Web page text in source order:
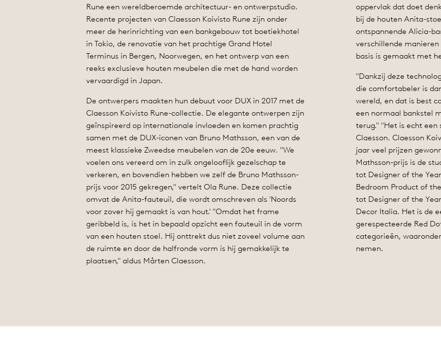
Rune een wereldberoemde architectuur- en ontwerpstudio.
Recente projecten van Claesson Koivisto Rune zijn onder
meer de herinrichting van een bankgebouw tot boetiekhotel
in Tokio, de renovatie van het prachtige Grand Hotel
Terminus in Bergen, Noorwegen, en het ontwerp van een
reeks exclusieve houten meubelen die met de hand worden
vervaardigd in Japan.
De ontwerpers maakten hun debuut voor DUX in 2017 met de
Claesson Koivisto Rune-collectie. De elegante ontwerpen zijn
geïnspireerd op internationale invloeden en komen prachtig
samen met de DUX-iconen van Bruno Mathsson, een van de
meest klassieke Zweedse meubelen van de 20e eeuw. "We
voelen ons vereerd om in zulk ongelooflijk gezelschap te
verkeren, en bovendien hebben we zelf de Bruno Mathsson-
prijs voor 2015 gekregen," vertelt Ola Rune. Deze collectie
omvat de Anita-fauteuil, die wordt omschreven als 'Noords
voor zover hij gemaakt is van hout.' "Omdat het frame
geribbeld is, is het in bepaald opzicht een fauteuil in de vorm
van een houten stoel. Hij onttrekt dus niet zoveel volume aan
de ruimte en door de halfronde vorm is hij gemakkelijk te
plaatsen," aldus Mårten Claesson.
oppervlak dat doet
bij de houten Anita-
ontspannende Alicia-
verschillende
basis is gemaakt met
"Dankzij deze
die comfortabeler is
wereld, en dat is best
een normaal bankstel
terug." "Het is echt
Claesson. Claesson
jaar veel prijzen
Mathsson-prijs is de
tot Designer of the
Bedroom Product of
tot Designer of the
Decor Italia. Het is de
gerespecteerde Red
categorieën,
nemen.